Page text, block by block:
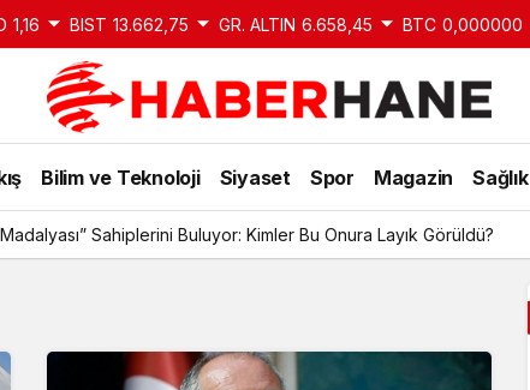
1,16 BIST 13.662,75 GR. ALTIN 6.658,45 BTC 0,000000
Bilim ve Teknoloji Siyaset Spor Magazin Sağlık
Sahiplerini Buluyor: Kimler Bu Onura Layık Görüldü?